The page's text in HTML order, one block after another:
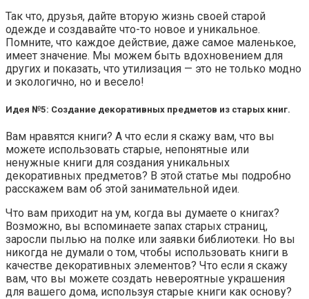
Так что, друзья, дайте вторую жизнь своей старой
одежде и создавайте что-то новое и уникальное.
Помните, что каждое действие, даже самое маленькое,
имеет значение. Мы можем быть вдохновением для
других и показать, что утилизация — это не только модно
и экологично, но и весело!
Идея №5: Создание декоративных предметов из старых книг.
Вам нравятся книги? А что если я скажу вам, что вы
можете использовать старые, непонятные или
ненужные книги для создания уникальных
декоративных предметов? В этой статье мы подробно
расскажем вам об этой занимательной идеи.
Что вам приходит на ум, когда вы думаете о книгах?
Возможно, вы вспоминаете запах старых страниц,
заросли пылью на полке или заявки библиотеки. Но вы
никогда не думали о том, чтобы использовать книги в
качестве декоративных элементов? Что если я скажу
вам, что вы можете создать невероятные украшения
для вашего дома, используя старые книги как основу?